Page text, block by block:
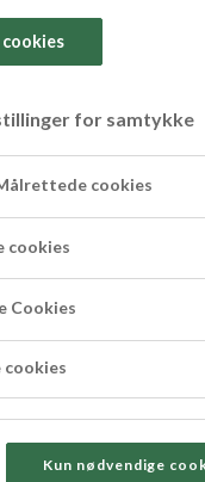
for samtykke
cookies
cookies
Cookies
cookies
Kun nødvendige